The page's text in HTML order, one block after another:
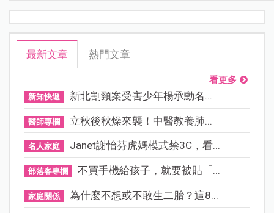
最新文章 熱門文章
看更多
新知快遞 新北割頸案受害少年楊承勳名...
醫師專欄 立秋後秋燥來襲！中醫教養肺...
名人家庭 Janet謝怡芬虎媽模式禁3C，看...
部落客專欄 不買手機給孩子，就要被貼「...
家庭關係 為什麼不想或不敢生二胎？這8...